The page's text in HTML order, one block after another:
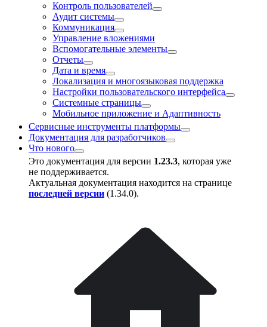
Контроль пользователей
Аудит системы
Коммуникация
Управление вложениями
Вспомогательные элементы
Отчеты
Дата и время
Локализация и многоязыковая поддержка
Настройки пользовательского интерфейса
Системные страницы
Мобильное приложение и Адаптивность
Сервисные инструменты платформы
Документация для разработчиков
Что нового
Это документация для версии 1.23.3, которая уже
не поддерживается.
Актуальная документация находится на странице
последней версии (1.34.0).